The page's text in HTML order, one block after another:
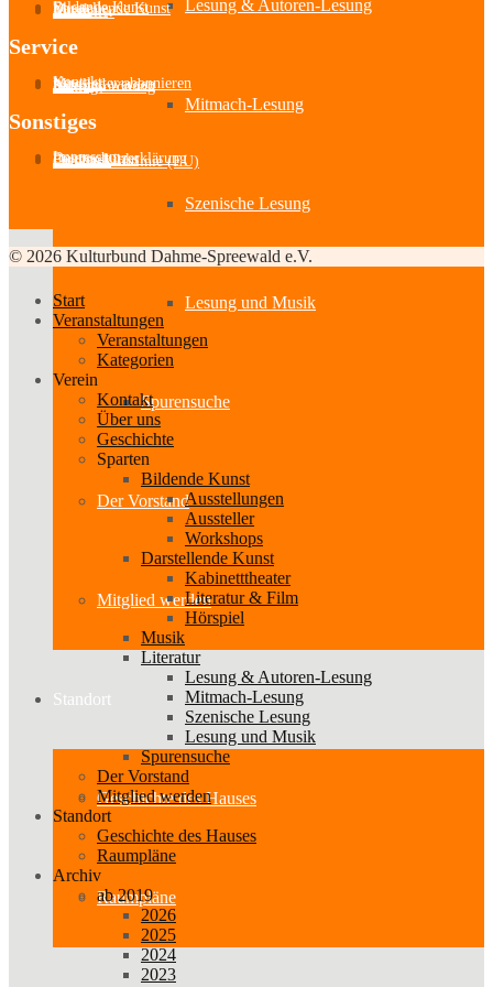
Lesung & Autoren-Lesung
Mitmach-Lesung
Szenische Lesung
Lesung und Musik
Spurensuche
Der Vorstand
Mitglied werden
Standort
Geschichte des Hauses
Raumpläne
Bildende Kunst
Darstellende Kunst
Musik
Literatur
Aussteller
Service
Kontakt
Newsletter abonnieren
Mitglied werden
Satzung
Beitragsordnung
Sonstiges
Impressum
Datenschutzerklärung
Partner-Links
Feedback
Cookie-Richtlinie (EU)
© 2026 Kulturbund Dahme-Spreewald e.V.
Start
Veranstaltungen
Veranstaltungen
Kategorien
Verein
Kontakt
Über uns
Geschichte
Sparten
Bildende Kunst
Ausstellungen
Aussteller
Workshops
Darstellende Kunst
Kabinetttheater
Literatur & Film
Hörspiel
Musik
Literatur
Lesung & Autoren-Lesung
Mitmach-Lesung
Szenische Lesung
Lesung und Musik
Spurensuche
Der Vorstand
Mitglied werden
Standort
Geschichte des Hauses
Raumpläne
Archiv
ab 2019
2026
2025
2024
2023